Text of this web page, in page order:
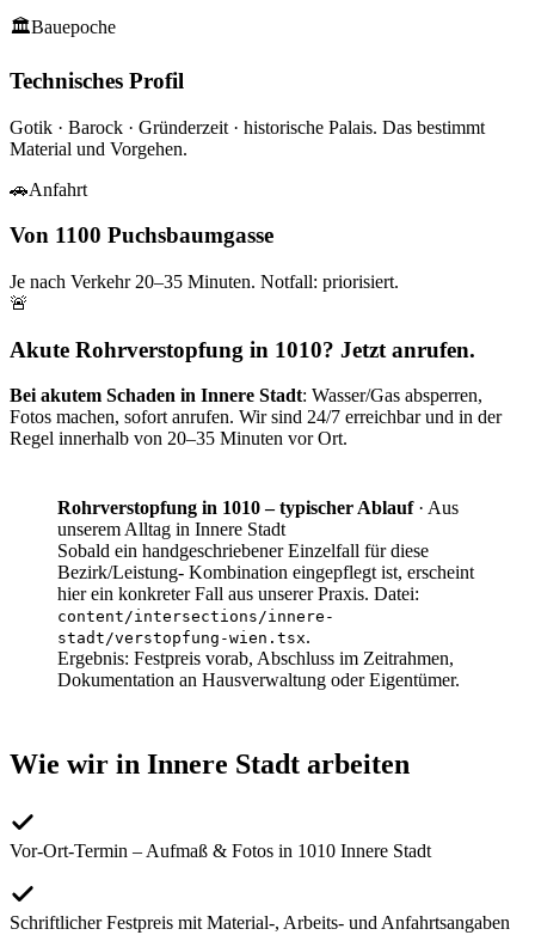
🏛Bauepoche
Technisches Profil
Gotik · Barock · Gründerzeit · historische Palais. Das bestimmt
Material und Vorgehen.
🚗Anfahrt
Von 1100 Puchsbaumgasse
Je nach Verkehr 20–35 Minuten. Notfall: priorisiert.
🚨
Akute Rohrverstopfung in 1010? Jetzt anrufen.
Bei akutem Schaden in Innere Stadt: Wasser/Gas absperren,
Fotos machen, sofort anrufen. Wir sind 24/7 erreichbar und in der
Regel innerhalb von 20–35 Minuten vor Ort.
Rohrverstopfung in 1010 – typischer Ablauf· Aus
unserem Alltag in Innere Stadt
Sobald ein handgeschriebener Einzelfall für diese
Bezirk/Leistung- Kombination eingepflegt ist, erscheint
hier ein konkreter Fall aus unserer Praxis. Datei:
content/intersections/innere-
stadt/verstopfung-wien .tsx.
Ergebnis: Festpreis vorab, Abschluss im Zeitrahmen,
Dokumentation an Hausverwaltung oder Eigentümer.
Wie wir in Innere Stadt arbeiten
Vor-Ort-Termin – Aufmaß & Fotos in 1010 Innere Stadt
Schriftlicher Festpreis mit Material-, Arbeits- und Anfahrtsangaben